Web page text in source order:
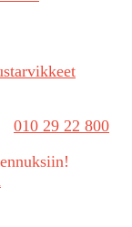
010 29 22 800